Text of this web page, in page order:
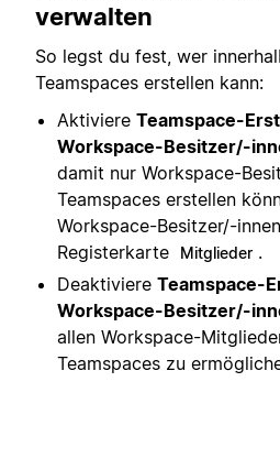
verwalten
So legst du fest, wer
Teamspaces erstellen kann:
Aktiviere Teamspace-
Workspace-Besitzer/-
damit nur Workspace-
Teamspaces erstellen
Workspace-Besitzer/-
Registerkarte
Mitglieder .
Deaktiviere Teamspace-
Workspace-Besitzer/-
allen Workspace-
Teamspaces zu